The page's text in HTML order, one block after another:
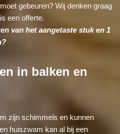
gebeuren? Wij denken graag
een offerte.
van het aangetaste stuk en 1
in balken en
zijn schimmels en kunnen
huiszwam kan al bij een